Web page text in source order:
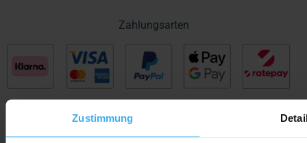
Zustimmung
Zahlungsarten